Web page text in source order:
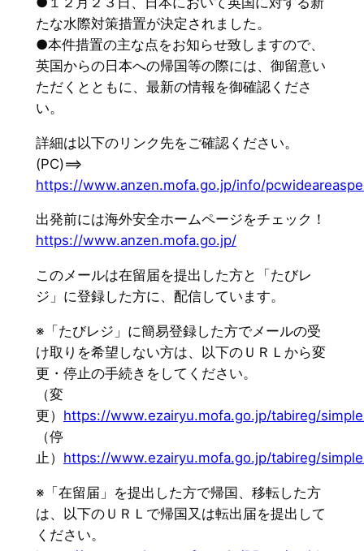
たな水際対策措置が決定されました。
●本件措置の主な点をお知らせ致しますので、
英国からの日本への帰国等の際には、御留意い
ただくとともに、最新の情報を御確認くださ
い。
詳細は以下のリンク先をご確認ください。
(PC)==>
https://www.anzen.mofa.go.jp/info/
出発前には海外安全ホームページをチェック！
https://www.anzen.mofa.go.jp/
このメールは在留届を提出した方と「たびレ
ジ」に登録した方に、配信しています。
※「たびレジ」に簡易登録した方でメールの受
け取りを希望しない方は、以下のＵＲＬから変
更・停止の手続きをしてください。
（変
更） https://www.ezairyu.mofa.go.jp/tabireg/
（停
止） https://www.ezairyu.mofa.go.jp/tabireg/
※「在留届」を提出した方で帰国、移転した方
は、以下のＵＲＬで帰国又は転出届を提出して
ください。